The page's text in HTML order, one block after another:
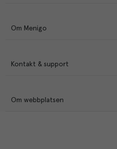
Om Menigo
Kontakt & support
Om webbplatsen